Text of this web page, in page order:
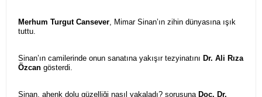
Merhum Turgut Cansever, Mimar Sinan’ın zihin dünyasına ışık
tuttu.
Sinan’ın camilerinde onun sanatına yakışır tezyinatını Dr. Ali Rıza
Özcan gösterdi.
Sinan, ahenk dolu güzelliği nasıl yakaladı? sorusuna Doç. Dr.